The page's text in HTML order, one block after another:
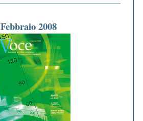
Febbraio 2008